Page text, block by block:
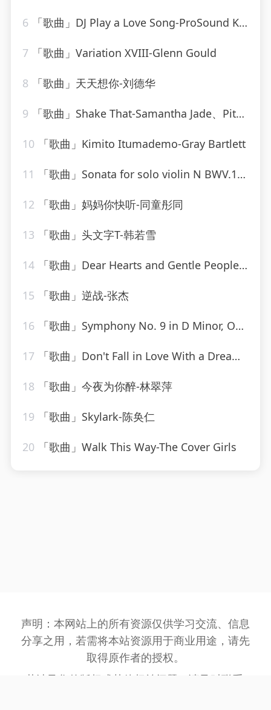
6 「歌曲」DJ Play a Love Song-ProSound Karaoke Band
7 「歌曲」Variation XVIII-Glenn Gould
8 「歌曲」天天想你-刘德华
9 「歌曲」Shake That-Samantha Jade、Pitbull
10 「歌曲」Kimito Itumademo-Gray Bartlett
11 「歌曲」Sonata for solo violin N BWV.1001 in G minor - I. Adagio-gidon kremer
12 「歌曲」妈妈你快听-同童彤同
13 「歌曲」头文字T-韩若雪
14 「歌曲」Dear Hearts and Gentle People-Bing Crosby
15 「歌曲」逆战-张杰
16 「歌曲」Symphony No. 9 in D Minor, Op. 125 Choral II. Molto vivace
17 「歌曲」Don't Fall in Love With a Dreamer-Countdown Chartbusters
18 「歌曲」今夜为你醉-林翠萍
19 「歌曲」Skylark-陈奂仁
20 「歌曲」Walk This Way-The Cover Girls
声明：本网站上的所有资源仅供学习交流、信息
分享之用，若需将本站资源用于商业用途，请先
取得原作者的授权。
若涉及您的版权或其他权益问题，请及时联系: